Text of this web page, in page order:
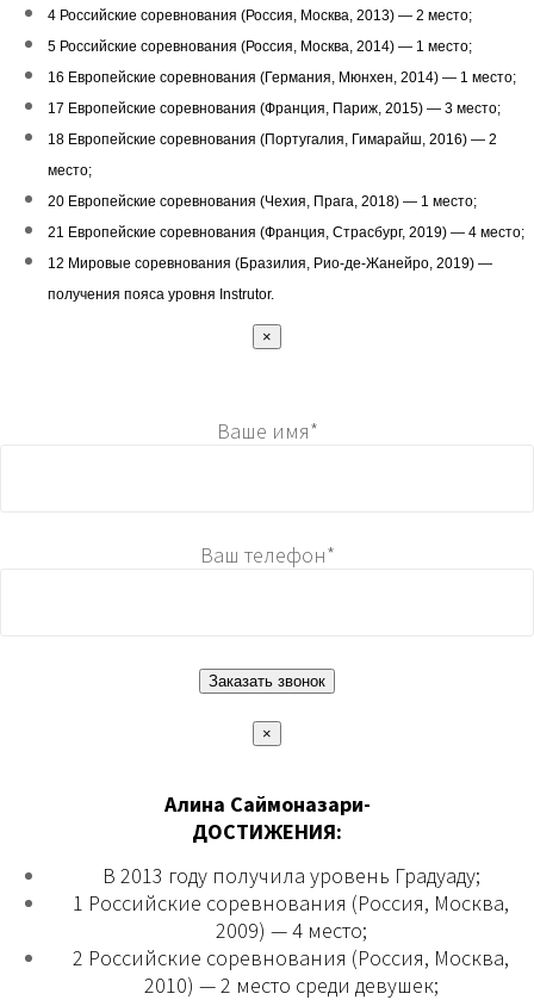
4 Российские соревнования (Россия, Москва, 2013) — 2 место;
5 Российские соревнования (Россия, Москва, 2014) — 1 место;
16 Европейские соревнования (Германия, Мюнхен, 2014) — 1 место;
17 Европейские соревнования (Франция, Париж, 2015) — 3 место;
18 Европейские соревнования (Португалия, Гимарайш, 2016) — 2
место;
20 Европейские соревнования (Чехия, Прага, 2018) — 1 место;
21 Европейские соревнования (Франция, Страсбург, 2019) — 4 место;
12 Мировые соревнования (Бразилия, Рио-де-Жанейро, 2019) —
получения пояса уровня Instrutor.
×
Ваше имя*
Ваш телефон*
×
Алина Саймоназари-
ДОСТИЖЕНИЯ:
В 2013 году получила уровень Градуаду;
1 Российские соревнования (Россия, Москва,
2009) — 4 место;
2 Российские соревнования (Россия, Москва,
2010) — 2 место среди девушек;